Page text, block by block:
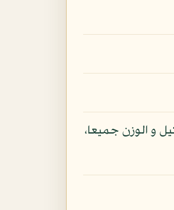
و الوزن جميعا،